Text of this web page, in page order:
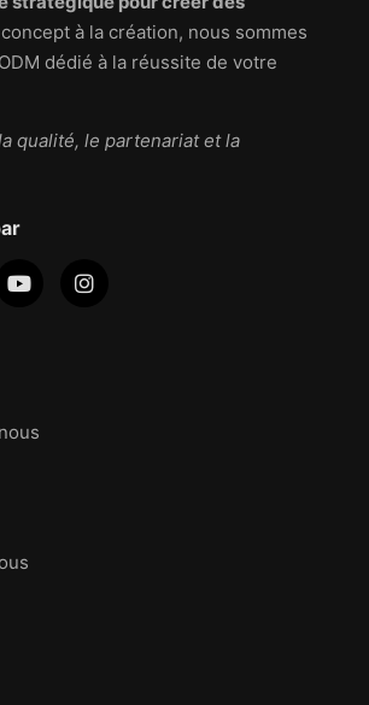
à la création, nous sommes
dédié à la réussite de votre
qualité, le partenariat et la